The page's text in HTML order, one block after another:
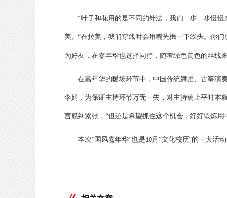
“叶子和花用的是不同的针法，我们一步一步慢
美。“在拉美，我们穿线时会用嘴先抿一下线头。你们
为好友，在嘉年华也选择同行，随着绿色黄色的丝线
在嘉年华的暖场环节中，中国传统舞蹈、古筝演
李娟，为保证主持环节万无一失，对主持稿上平时本
言感到紧张，“但还是希望抓住这个机会，好好锻炼用
本次“国风嘉年华”也是10月“文化校历”的一大活动